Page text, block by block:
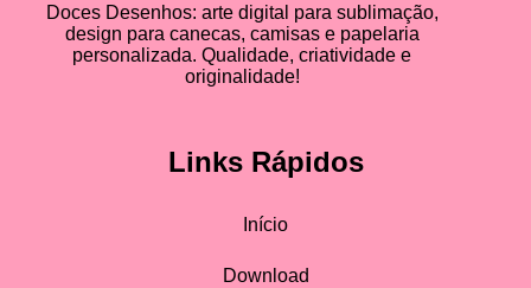
Doces Desenhos: arte digital para sublimação,
design para canecas, camisas e papelaria
personalizada. Qualidade, criatividade e
originalidade!
Links Rápidos
Início
Download